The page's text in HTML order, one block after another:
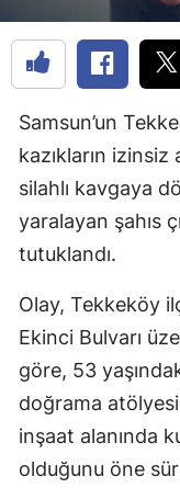
Samsun’un
kazıkların izinsiz
silahlı kavgaya
yaralayan şahıs
tutuklandı.
Olay, Tekkeköy
Ekinci Bulvarı
göre, 53
doğrama
inşaat alanında
olduğunu öne